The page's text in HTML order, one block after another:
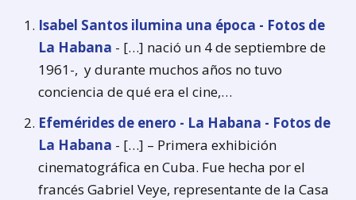
Isabel Santos ilumina una época - Fotos de
La Habana - […] nació un 4 de septiembre de
1961-, y durante muchos años no tuvo
conciencia de qué era el cine,…
Efemérides de enero - La Habana - Fotos de
La Habana - […] – Primera exhibición
cinematográfica en Cuba. Fue hecha por el
francés Gabriel Veye, representante de la Casa